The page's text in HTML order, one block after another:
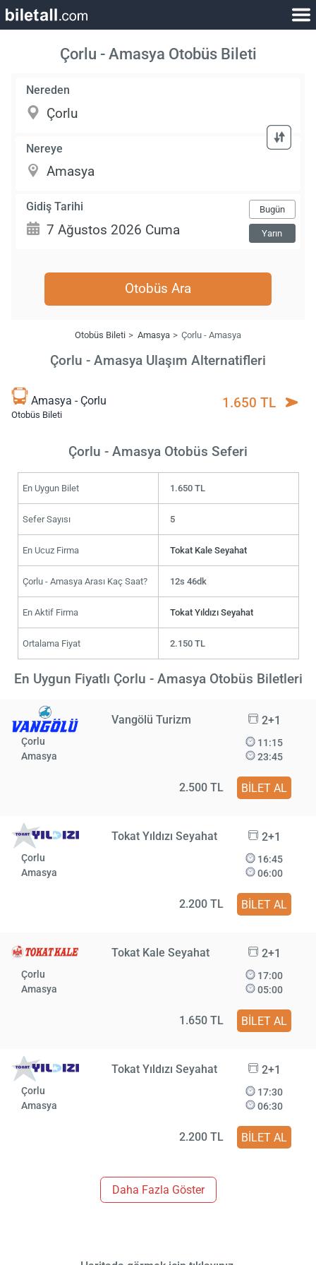
Çorlu - Amasya Otobüs Bileti
Nereden
Nereye
Gidiş Tarihi Bugün
Yarın
Otobüs Ara
Otobüs Bileti Amasya Çorlu - Amasya
Çorlu - Amasya Ulaşım Alternatifleri
Amasya - Çorlu
Otobüs Bileti
1.650 TL
Çorlu - Amasya Otobüs Seferi
En Uygun Bilet 1.650 TL
Sefer Sayısı 5
En Ucuz Firma Tokat Kale Seyahat
Çorlu - Amasya Arası Kaç Saat? 12s 46dk
En Aktif Firma Tokat Yıldızı Seyahat
Ortalama Fiyat 2.150 TL
En Uygun Fiyatlı Çorlu - Amasya Otobüs Biletleri
Vangölü Turizm 2+1
Çorlu
Amasya
11:15
23:45
2.500 TL BİLET AL
Tokat Yıldızı Seyahat 2+1
Çorlu
Amasya
16:45
06:00
2.200 TL BİLET AL
Tokat Kale Seyahat 2+1
Çorlu
Amasya
17:00
05:00
1.650 TL BİLET AL
Tokat Yıldızı Seyahat 2+1
Çorlu
Amasya
17:30
06:30
2.200 TL BİLET AL
Daha Fazla Göster